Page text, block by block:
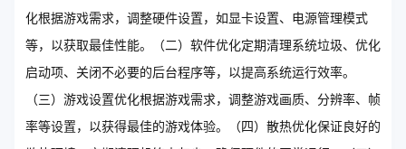
化根据游戏需求，调整硬件设置，如显卡设置、电源管理模式
等，以获取最佳性能。（二）软件优化定期清理系统垃圾、优化
启动项、关闭不必要的后台程序等，以提高系统运行效率。
（三）游戏设置优化根据游戏需求，调整游戏画质、分辨率、帧
率等设置，以获得最佳的游戏体验。（四）散热优化保证良好的